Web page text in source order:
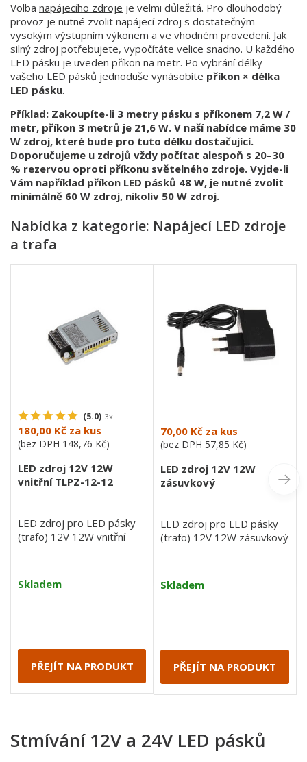
Volba napájecího zdroje je velmi důležitá. Pro dlouhodobý
provoz je nutné zvolit napájecí zdroj s dostatečným
vysokým výstupním výkonem a ve vhodném provedení. Jak
silný zdroj potřebujete, vypočítáte velice snadno. U každého
LED pásku je uveden příkon na metr. Po vybrání délky
vašeho LED pásků jednoduše vynásobíte příkon × délka
LED pásku.
Příklad: Zakoupíte-li 3 metry pásku s příkonem 7,2 W /
metr, příkon 3 metrů je 21,6 W. V naší nabídce máme 30
W zdroj, které bude pro tuto délku dostačující.
Doporučujeme u zdrojů vždy počítat alespoň s 20–30
% rezervou oproti příkonu světelného zdroje. Vyjde-li
Vám například příkon LED pásků 48 W, je nutné zvolit
minimálně 60 W zdroj, nikoliv 50 W zdroj.
Nabídka z kategorie: Napájecí LED zdroje
a trafa
(5.0) 3x
180,00 Kč za kus
(bez DPH 148,76 Kč)
LED zdroj 12V 12W
vnitřní TLPZ-12-12
LED zdroj pro LED pásky
(trafo) 12V 12W vnitřní
Skladem
PŘEJÍT NA PRODUKT
70,00 Kč za kus
(bez DPH 57,85 Kč)
LED zdroj 12V 12W
zásuvkový
LED zdroj pro LED pásky
(trafo) 12V 12W zásuvkový
Skladem
PŘEJÍT NA PRODUKT
Stmívání 12V a 24V LED pásků